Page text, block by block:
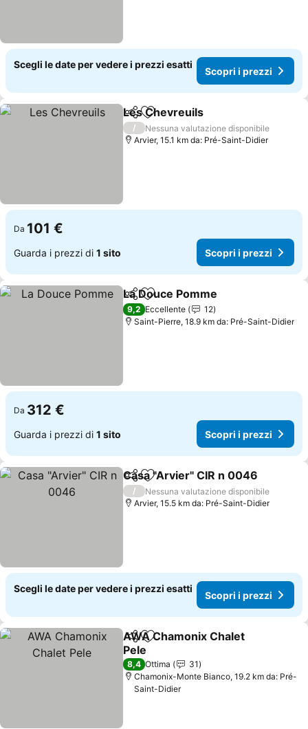
Scegli le date per vedere i prezzi esatti
Scopri i prezzi
CondividiAggiungi ai preferiti
Les Chevreuils
/
Nessuna valutazione disponibile
Arvier, 15.1 km da: Pré-Saint-Didier
Da 101 €
Guarda i prezzi di 1 sito Scopri i prezzi
CondividiAggiungi ai preferiti
La Douce Pomme
9,2 Eccellente
12
Saint-Pierre, 18.9 km da: Pré-Saint-Didier
Da 312 €
Guarda i prezzi di 1 sito Scopri i prezzi
CondividiAggiungi ai preferiti
Casa "Arvier" CIR n 0046
/
Nessuna valutazione disponibile
Arvier, 15.5 km da: Pré-Saint-Didier
Scegli le date per vedere i prezzi esatti
Scopri i prezzi
CondividiAggiungi ai preferiti
AWA Chamonix Chalet
Pele
8,4 Ottima
31
Chamonix-Monte Bianco, 19.2 km da: Pré-
Saint-Didier